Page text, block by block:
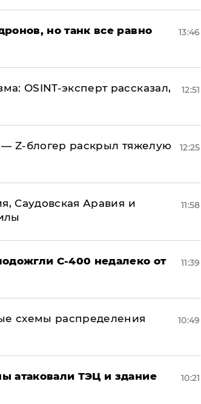
но танк все равно
13:46
OSINT-эксперт рассказал,
12:51
Z-блогер раскрыл тяжелую
12:25
Саудовская Аравия и
11:58
С-400 недалеко от
11:39
схемы распределения
10:49
атаковали ТЭЦ и здание
10:21